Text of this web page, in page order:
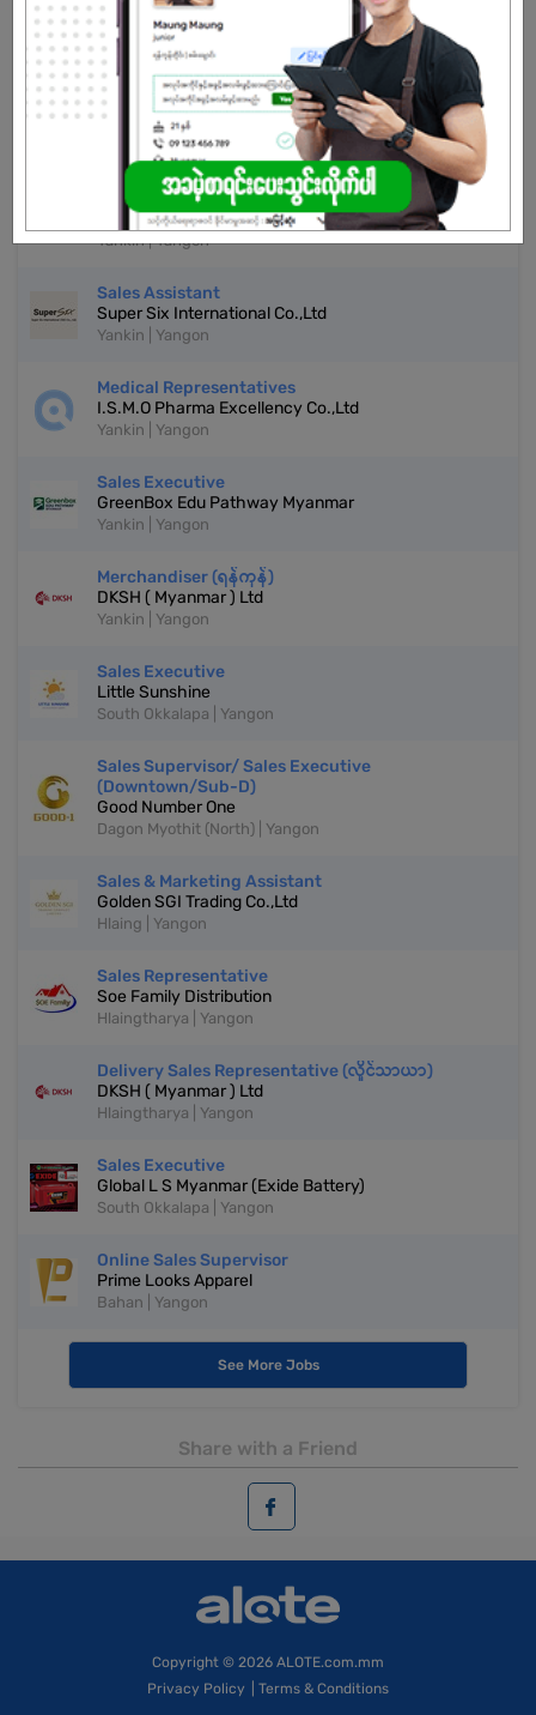
Don't have an account?
REGISTER NOW!
More Similar Jobs
အိမ်ခြံမြေအကျိုးဆောင်
YouFang Real Estate Agency Co.,Ltd
Yankin | Yangon
Sales Assistant
Super Six International Co.,Ltd
Yankin | Yangon
Medical Representatives
I.S.M.O Pharma Excellency Co.,Ltd
Yankin | Yangon
Sales Executive
GreenBox Edu Pathway Myanmar
Yankin | Yangon
Merchandiser (ရန်ကုန်)
DKSH ( Myanmar ) Ltd
Yankin | Yangon
Sales Executive
Little Sunshine
South Okkalapa | Yangon
Sales Supervisor/ Sales Executive
(Downtown/Sub-D)
Good Number One
Dagon Myothit (North) | Yangon
Sales & Marketing Assistant
Golden SGI Trading Co.,Ltd
Hlaing | Yangon
Sales Representative
Soe Family Distribution
Hlaingtharya | Yangon
Delivery Sales Representative (လှိုင်သာယာ)
DKSH ( Myanmar ) Ltd
Hlaingtharya | Yangon
Sales Executive
Global L S Myanmar (Exide Battery)
South Okkalapa | Yangon
Online Sales Supervisor
Prime Looks Apparel
Bahan | Yangon
See More Jobs
Share with a Friend
Copyright © 2026 ALOTE.com.mm
Privacy Policy
Terms & Conditions